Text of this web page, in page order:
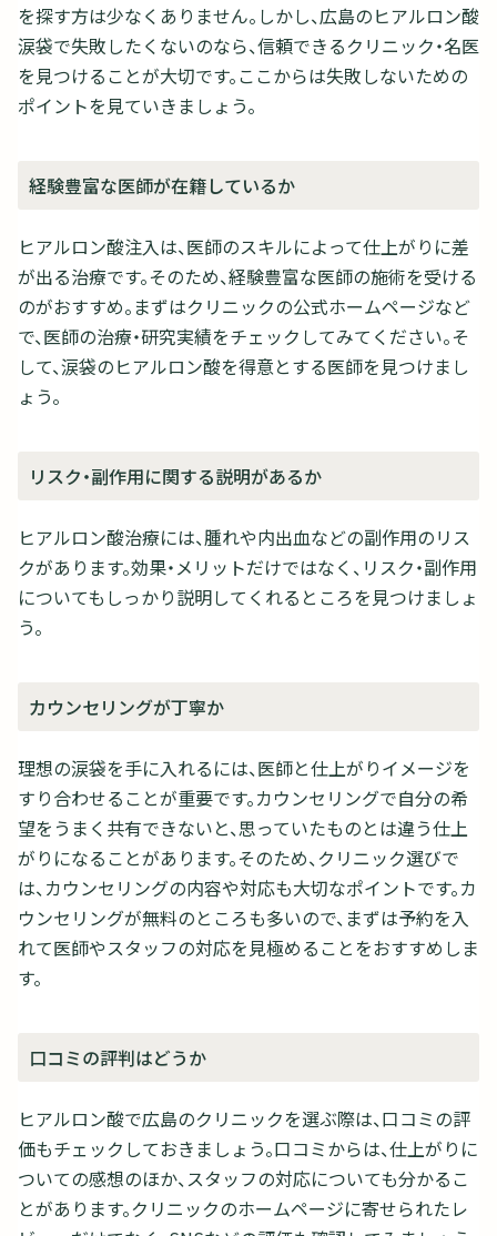
を探す方は少なくありません。しかし、広島のヒアルロン酸
涙袋で失敗したくないのなら、信頼できるクリニック・名医
を見つけることが大切です。ここからは失敗しないための
ポイントを見ていきましょう。
経験豊富な医師が在籍しているか
ヒアルロン酸注入は、医師のスキルによって仕上がりに差
が出る治療です。そのため、経験豊富な医師の施術を受ける
のがおすすめ。まずはクリニックの公式ホームページなど
で、医師の治療・研究実績をチェックしてみてください。そ
して、涙袋のヒアルロン酸を得意とする医師を見つけまし
ょう。
リスク・副作用に関する説明があるか
ヒアルロン酸治療には、腫れや内出血などの副作用のリス
クがあります。効果・メリットだけではなく、リスク・副作用
についてもしっかり説明してくれるところを見つけましょ
う。
カウンセリングが丁寧か
理想の涙袋を手に入れるには、医師と仕上がりイメージを
すり合わせることが重要です。カウンセリングで自分の希
望をうまく共有できないと、思っていたものとは違う仕上
がりになることがあります。そのため、クリニック選びで
は、カウンセリングの内容や対応も大切なポイントです。カ
ウンセリングが無料のところも多いので、まずは予約を入
れて医師やスタッフの対応を見極めることをおすすめしま
す。
口コミの評判はどうか
ヒアルロン酸で広島のクリニックを選ぶ際は、口コミの評
価もチェックしておきましょう。口コミからは、仕上がりに
ついての感想のほか、スタッフの対応についても分かるこ
とがあります。クリニックのホームページに寄せられたレ